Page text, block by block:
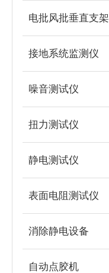
电批风批垂直支架
接地系统监测仪
噪音测试仪
扭力测试仪
静电测试仪
表面电阻测试仪
消除静电设备
自动点胶机